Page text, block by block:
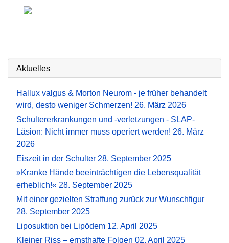
Aktuelles
Hallux valgus & Morton Neurom - je früher behandelt
wird, desto weniger Schmerzen! 26. März 2026
Schultererkrankungen und -verletzungen - SLAP-
Läsion: Nicht immer muss operiert werden! 26. März
2026
Eiszeit in der Schulter 28. September 2025
»Kranke Hände beeinträchtigen die Lebensqualität
erheblich!« 28. September 2025
Mit einer gezielten Straffung zurück zur Wunschfigur
28. September 2025
Liposuktion bei Lipödem 12. April 2025
Kleiner Riss – ernsthafte Folgen 02. April 2025